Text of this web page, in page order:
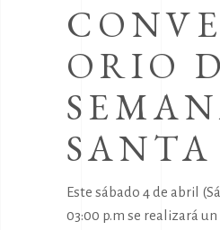
ORIO
SANTA
Este sábado 4 de abril
03:00 p.m se realizará